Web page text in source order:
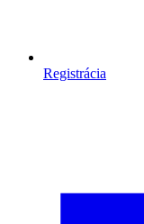
Registrácia